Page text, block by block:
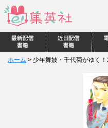
ホーム > 少年舞妓・千代菊がゆく